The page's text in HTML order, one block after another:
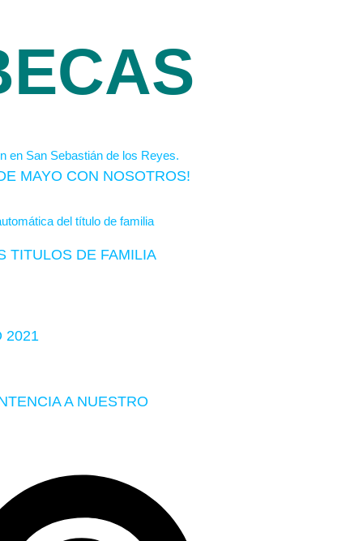
MAYO CON NOSOTROS!
TITULOS DE FAMILIA
2021
A NUESTRO